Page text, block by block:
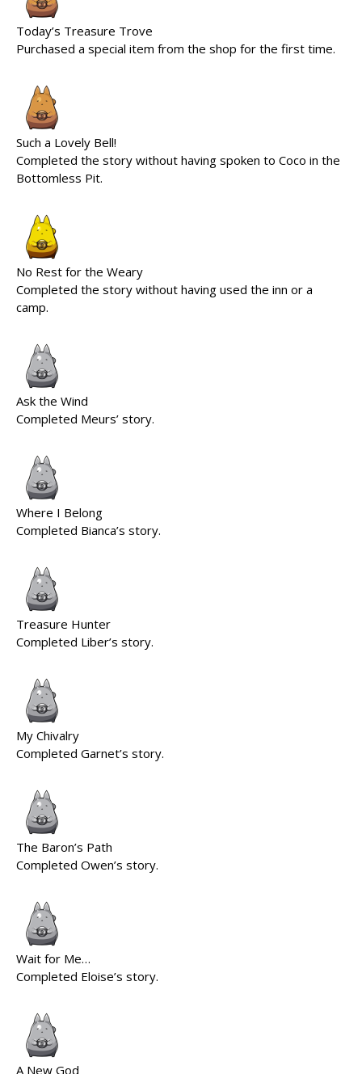
Today’s Treasure Trove
Purchased a special item from the shop for the first time.
Such a Lovely Bell!
Completed the story without having spoken to Coco in the
Bottomless Pit.
No Rest for the Weary
Completed the story without having used the inn or a
camp.
Ask the Wind
Completed Meurs’ story.
Where I Belong
Completed Bianca’s story.
Treasure Hunter
Completed Liber’s story.
My Chivalry
Completed Garnet’s story.
The Baron’s Path
Completed Owen’s story.
Wait for Me…
Completed Eloise’s story.
A New God